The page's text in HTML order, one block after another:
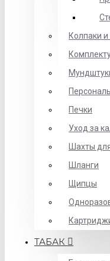
Колпаки и
Печки
Уход за
Шахты
Шланги
Щипцы
ТАБАК